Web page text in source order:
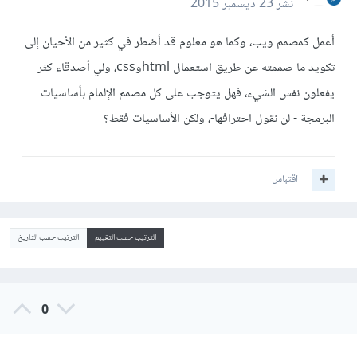
نشر23 ديسمبر 2015
أعمل كمصمم ويب، وكما هو معلوم قد أضطر في كثير من الأحيان إلى
تكويد ما صممته عن طريق استعمال htmlوcss، ولي أصدقاء كثر
يفعلون نفس الشيء، فهل يتوجب على كل مصمم الإلمام بأساسيات
البرمجة - لن نقول احترافها-، ولكن الأساسيات فقط؟
اقتباس
الترتيب حسب التقييم الترتيب حسب التاريخ
0